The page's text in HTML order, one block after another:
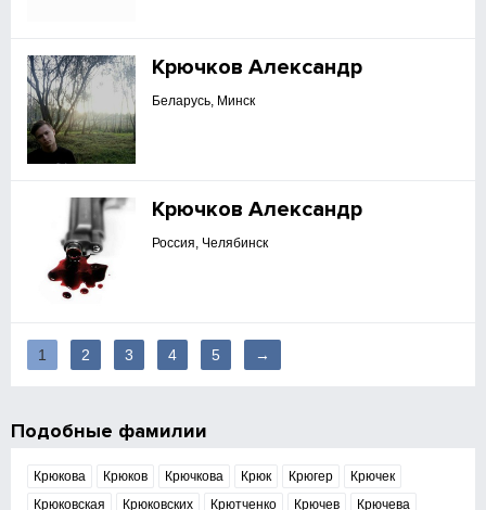
Крючков Александр
Беларусь, Минск
Крючков Александр
Россия, Челябинск
1 2 3 4 5 →
Подобные фамилии
Крюкова Крюков Крючкова Крюк Крюгер
Крючек
Крюковская
Крюковских Крютченко Крючев
Крючева